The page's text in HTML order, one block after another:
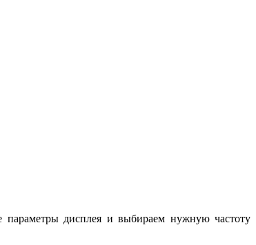
дисплея и выбираем нужную частоту